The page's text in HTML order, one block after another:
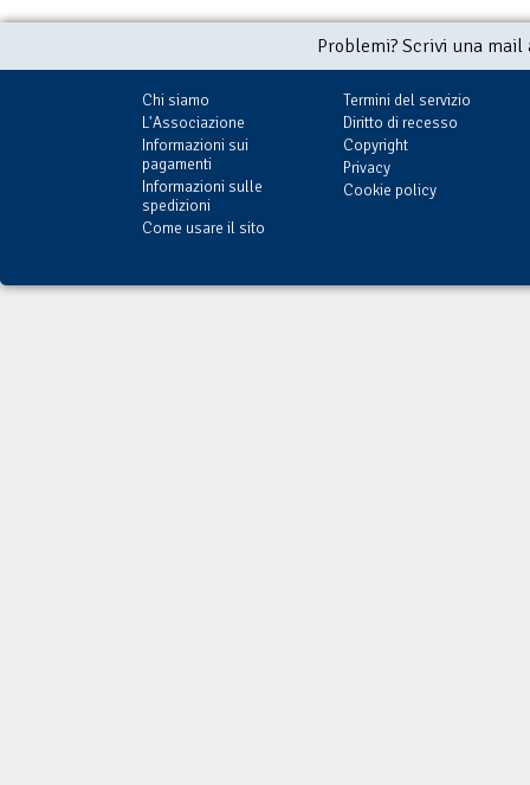
Problemi? Scrivi una
Chi siamo
L'Associazione
Informazioni sui
pagamenti
Informazioni sulle
spedizioni
Come usare il sito
Termini del servizio
Diritto di recesso
Copyright
Privacy
Cookie policy